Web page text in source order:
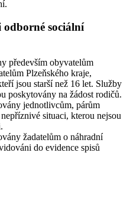
sociální
především obyvatelům
Plzeňského kraje,
jsou starší než 16 let. Služby
poskytovány na žádost rodičů.
jednotlivcům, párům
situaci, kterou nejsou
žadatelům o náhradní
do evidence spisů